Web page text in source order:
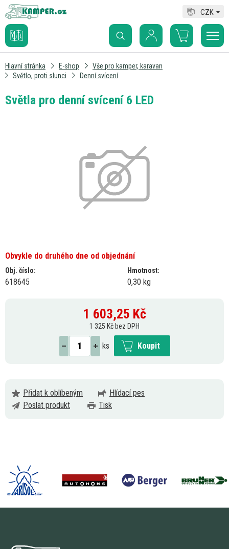
CZK
Hlavní stránka E-shop
Vše pro kamper, karavan
Světlo, proti slunci
Denní svícení
Světla pro denní svícení 6 LED
Obvykle do druhého dne od objednání
Obj. číslo:
618645
Hmotnost:
0,30 kg
1 603,25 Kč
1 325 Kč bez DPH
ks Koupit
Přidat k oblíbeným
Hlídací pes
Poslat produkt
Tisk